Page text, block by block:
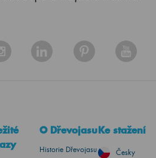
O Dřevojasu
Historie Dřevojasu
Ke stažení
Česky